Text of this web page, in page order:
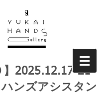
】2025.12.17-21
ハンズアシスタン